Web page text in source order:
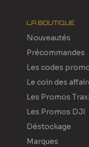
LA BOUTIQUE
Nouveautés
Précommandes
Les codes
Le coin des
Les Promos
Les Promos DJI
Déstockage
Marques